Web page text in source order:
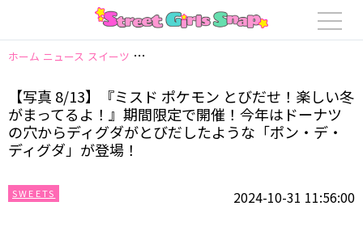
ホーム ニュース スイーツ 【写真 8/13】『ミスド ポケモン とびだせ！楽
【写真 8/13】『ミスド ポケモン とびだせ！楽しい冬
がまってるよ！』期間限定で開催！今年はドーナツ
の穴からディグダがとびだしたような「ポン・デ・
ディグダ」が登場！
SWEETS 2024-10-31 11:56:00